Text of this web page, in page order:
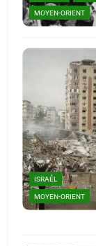
MOYEN-ORIENT
ISRAÉL
MOYEN-ORIENT